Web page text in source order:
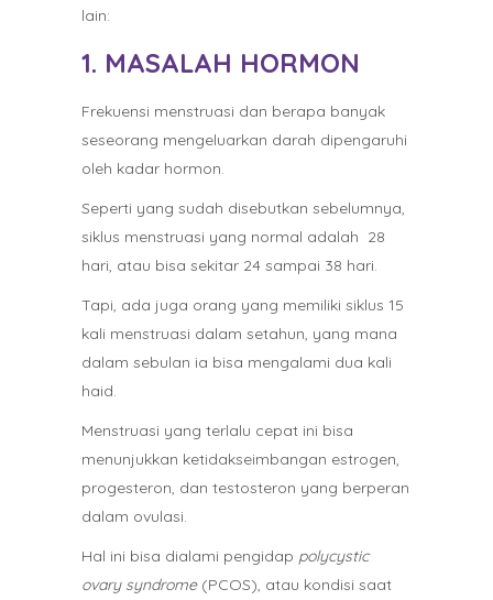
lain:
1. MASALAH HORMON
Frekuensi menstruasi dan berapa banyak
seseorang mengeluarkan darah dipengaruhi
oleh kadar hormon.
Seperti yang sudah disebutkan sebelumnya,
siklus menstruasi yang normal adalah 28
hari, atau bisa sekitar 24 sampai 38 hari.
Tapi, ada juga orang yang memiliki siklus 15
kali menstruasi dalam setahun, yang mana
dalam sebulan ia bisa mengalami dua kali
haid.
Menstruasi yang terlalu cepat ini bisa
menunjukkan ketidakseimbangan estrogen,
progesteron, dan testosteron yang berperan
dalam ovulasi.
Hal ini bisa dialami pengidap polycystic
ovary syndrome(PCOS), atau kondisi saat